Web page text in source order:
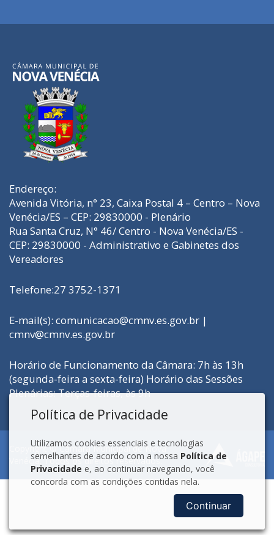
Endereço:
Avenida Vitória, n° 23, Caixa Postal 4 – Centro – Nova
Venécia/ES – CEP: 29830000 - Plenário
Rua Santa Cruz, N° 46/ Centro - Nova Venécia/ES -
CEP: 29830000 - Administrativo e Gabinetes dos
Vereadores
Telefone:27 3752-1371
E-mail(s): comunicacao@cmnv.es.gov.br |
cmnv@cmnv.es.gov.br
Horário de Funcionamento da Câmara: 7h às 13h
(segunda-feira a sexta-feira) Horário das Sessões
Plenárias: Terças-feiras, às 9h
Copyright © Câmara Municipal de Nova
Venécia. Todos os direitos reservados.
Política de Privacidade
Utilizamos cookies essenciais e tecnologias
semelhantes de acordo com a nossa Política de
Privacidade e, ao continuar navegando, você
concorda com as condições contidas nela.
Continuar